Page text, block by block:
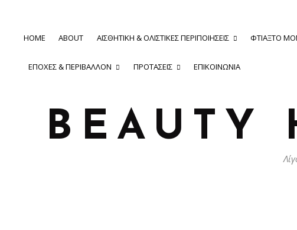
HOME ABOUT ΑΙΣΘΗΤΙΚΉ & ΟΛΙΣΤΙΚΈΣ ΠΕΡΙΠΟΙΉΣΕΙΣ ΦΤΙΆΞΤΟ
ΕΠΟΧΈΣ & ΠΕΡΙΒΆΛΛΟΝ ΠΡΟΤΆΣΕΙΣ ΕΠΙΚΟΙΝΩΝΊΑ
BEAUTY